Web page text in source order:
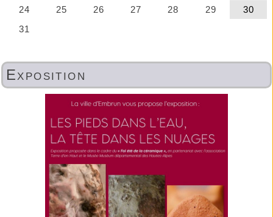
Exposition